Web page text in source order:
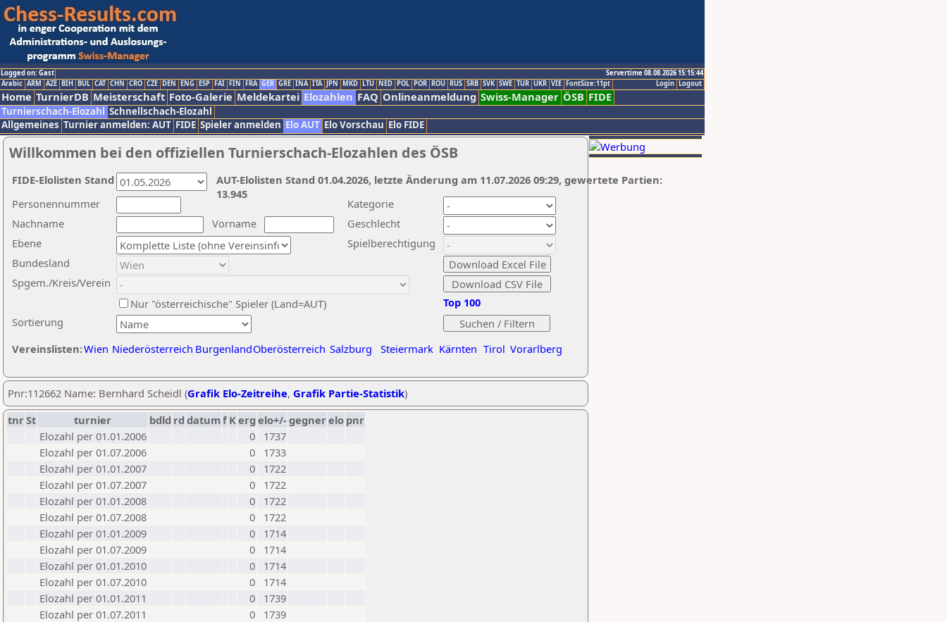
Logged on: Gast
Servertime 08.08.2026 15:15:44
Logout
Login
Arabic ARM AZE BIH BUL CAT CHN CRO CZE DEN ENG ESP FAI FIN FRA GER GRE INA ITA JPN MKD LTU NED POL POR ROU RUS SRB SVK SWE TUR UKR VIE FontSize:11pt
Home TurnierDB Meisterschaft Foto-Galerie Meldekartei Elozahlen FAQ Onlineanmeldung Swiss-Manager ÖSB FIDE
Turnierschach-Elozahl Schnellschach-Elozahl
Allgemeines Turnier anmelden: AUT FIDE Spieler anmelden Elo AUT Elo Vorschau Elo FIDE
Willkommen bei den offiziellen Turnierschach-Elozahlen des ÖSB
Nachname
Vorname
Ebene
Kategorie
Sortierung
Personennummer
Bundesland
Spgem./Kreis/Verein
Geschlecht
Nur "österreichische" Spieler (Land=AUT)
Spielberechtigung
Vereinslisten:Wien Niederösterreich BurgenlandOberösterreich Salzburg Steiermark Kärnten Tirol Vorarlberg
Top 100
AUT-Elolisten Stand 01.04.2026, letzte Änderung am 11.07.2026 09:29, gewertete Partien:
13.945
FIDE-Elolisten Stand
Pnr:112662 Name: Bernhard Scheidl (Grafik Elo-Zeitreihe, Grafik Partie-Statistik)
tnrSt turnier bdld rd datumf Kerg elo+/-gegnerelo pnr
Elozahl per 01.01.2006
0
1737
Elozahl per 01.07.2006
0
1733
Elozahl per 01.01.2007
0
1722
Elozahl per 01.07.2007
0
1722
Elozahl per 01.01.2008
0
1722
Elozahl per 01.07.2008
0
1722
Elozahl per 01.01.2009
0
1714
Elozahl per 01.07.2009
0
1714
Elozahl per 01.01.2010
0
1714
Elozahl per 01.07.2010
0
1714
Elozahl per 01.01.2011
0
1739
Elozahl per 01.07.2011
0
1739